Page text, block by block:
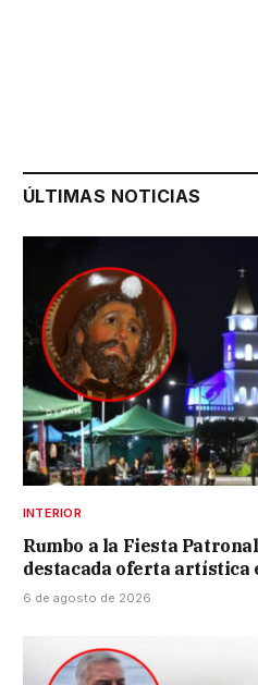
ÚLTIMAS NOTICIAS
INTERIOR
Rumbo a la Fiesta
destacada oferta artística
6 de agosto de 2026